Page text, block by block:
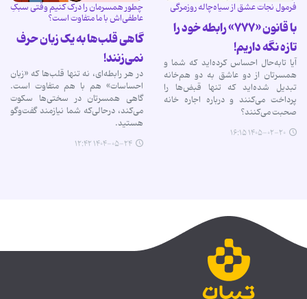
فرمول نجات عشق از سیاه‌چاله روزمرگی
با قانون «۷۷۷» رابطه خود را
تازه نگه داریم!
آیا تابه‌حال احساس کرده‌اید که شما و
همسرتان از دو عاشق به دو هم‌خانه
تبدیل شده‌اید که تنها قبض‌ها را
پرداخت می‌کنند و درباره اجاره خانه
صحبت می‌کنند؟
۱۴۰۵-۰۲-۲۰ ۱۶:۱۵
چطور همسرمان را درک کنیم وقتی سبکِ
عاطفی‌اش با ما متفاوت است؟
گاهی قلب‌ها به یک زبان حرف
نمی‌زنند!
در هر رابطه‌ای، نه تنها قلب‌ها که «زبان
احساسات» هم با هم متفاوت است.
گاهی همسرتان در سختی‌ها سکوت
می‌کند، درحالی‌که شما نیازمند گفت‌وگو
هستید.
۱۴۰۴-۰۵-۲۴ ۱۲:۴۲